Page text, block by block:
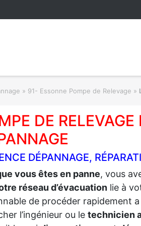
» 91- Essonne Pompe de Relevage »
DE
DÉPANNAGE,
vous êtes en panne, vous
réseau d’évacuation lie à
de procéder rapidement
l’ingénieur ou le technicien